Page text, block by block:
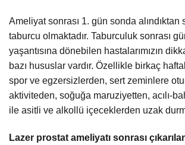
Ameliyat sonrası 1. gün sonda alındıktan
taburcu olmaktadır. Taburculuk sonrası
yaşantısına dönebilen hastalarımızın
bazı hususlar vardır. Özellikle birkaç
spor ve egzersizlerden, sert zeminlere
aktiviteden, soğuğa maruziyetten, acılı-
ile asitli ve alkollü içeceklerden uzak
Lazer prostat ameliyatı sonrası